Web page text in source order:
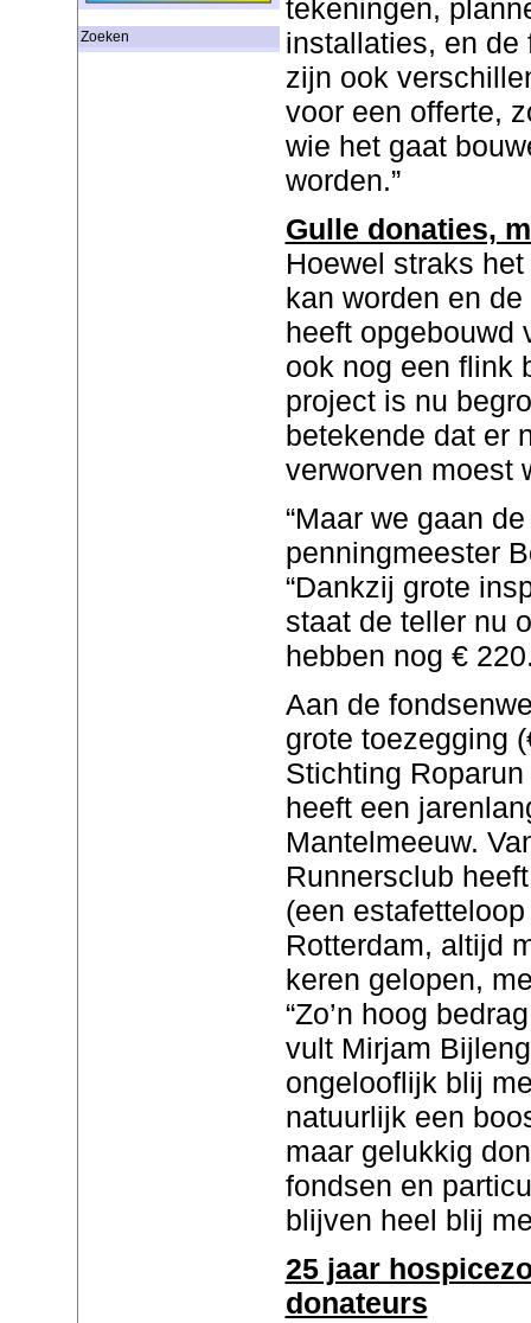
Zoeken
tekeningen,
installaties, en de
zijn ook
voor een offerte,
wie het gaat
worden.”
Gulle donaties,
Hoewel straks
kan worden en
heeft opgebouwd
ook nog een flink
project is nu
betekende dat er
verworven moest
“Maar we gaan
penningmeester
“Dankzij grote
staat de teller nu
hebben nog €
Aan de
grote toezegging
Stichting
heeft een
Mantelmeeuw.
Runnersclub
(een
Rotterdam, altijd
keren gelopen,
“Zo’n hoog
vult Mirjam
ongelooflijk blij
natuurlijk een
maar gelukkig
fondsen en
blijven heel blij
25 jaar
donateurs